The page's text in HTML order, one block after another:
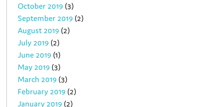
October 2019 (3)
September 2019 (2)
August 2019 (2)
July 2019 (2)
June 2019 (1)
May 2019 (3)
March 2019 (3)
February 2019 (2)
January 2019 (2)